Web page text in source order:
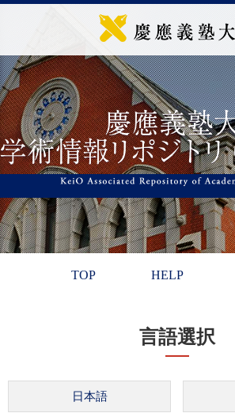
TOP HELP
言語選択